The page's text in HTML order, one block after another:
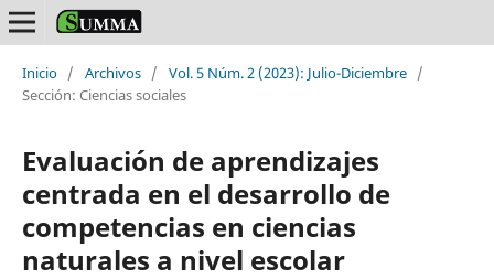
Inicio / Archivos / Vol. 5 Núm. 2 (2023): Julio-Diciembre /
Sección: Ciencias sociales
Evaluación de aprendizajes
centrada en el desarrollo de
competencias en ciencias
naturales a nivel escolar